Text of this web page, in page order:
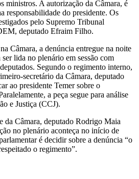
ministros. A autorização da Câmara, é
responsabilidade do presidente. Os
pelo Supremo Tribunal
deputado Efraim Filho.
Câmara, a denúncia entregue na noite
lida no plenário em sessão com
Segundo o regimento interno,
secretário da Câmara, deputado
ao presidente Temer sobre o
a peça segue para análise
e Justiça (CCJ).
da Câmara, deputado Rodrigo Maia
no plenário aconteça no início de
é decidir sobre a denúncia “o
o regimento”.